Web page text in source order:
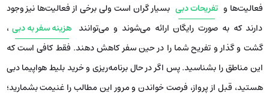
فعالیت‌ها و تفریحات دبی بسیار گران است ولی برخی از فعالیت‌ها نیز وجود
دارند که به صورت رایگان ارائه می‌شوند و می‌توانند هزینه سفر به دبی ،
گشت و گذار و تفریح شما را در حین سفر کاهش دهند. فقط کافی است که
این مناطق را بشناسید. پس اگر در حال برنامه‌ریزی و خرید بلیط هواپیما دبی
هستید، قبل از پرواز، فرصت خواندن و مرور این مطالب را غنیمت بشمارید؛